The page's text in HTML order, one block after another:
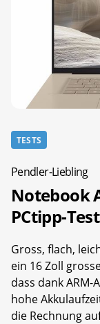
TESTS
Pendler-Liebling
Notebook
PCtipp-Test
Gross, flach,
ein 16 Zoll
dass dank
hohe
die Rechnung